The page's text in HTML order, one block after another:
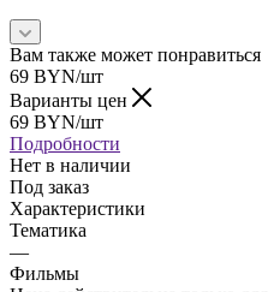
Вам также может понравиться
69 BYN/шт
Варианты цен
69 BYN/шт
Подробности
Нет в наличии
Под заказ
Характеристики
Тематика
—
Фильмы